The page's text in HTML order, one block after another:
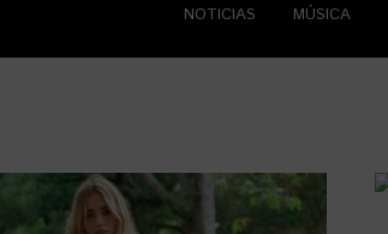
NOTICIAS MÚSICA